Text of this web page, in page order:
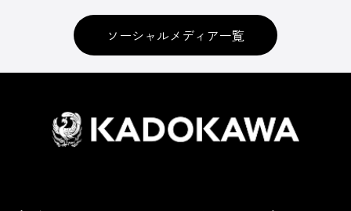
ソーシャルメディア一覧